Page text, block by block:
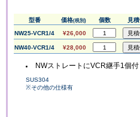
型番 価格(税別) 個数
見
NW25-VCR1/4
¥26,000
NW40-VCR1/4 ¥28,000
NWストレートにVCR継手1個付
SUS304
※その他の仕様有